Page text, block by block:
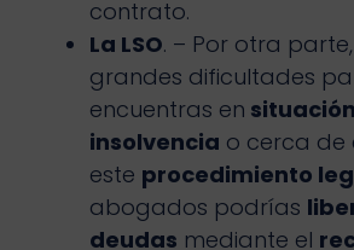
contrato.
La LSO. – Por otra
grandes dificultades
encuentras en
insolvencia o cerca de
este procedimiento
abogados podrías
deudas mediante el